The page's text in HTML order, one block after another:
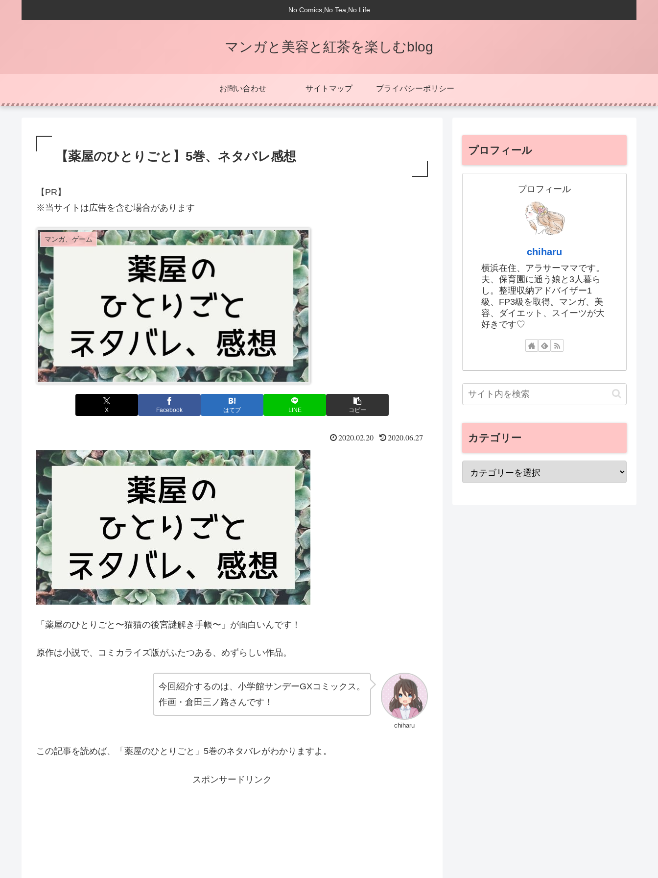
No Comics,No Tea,No Life
マンガと美容と紅茶を楽しむblog
お問い合わせ サイトマップ プライバシーポリシー
【薬屋のひとりごと】5巻、ネタバレ感想
【PR】
※当サイトは広告を含む場合があります
マンガ、ゲーム
X Facebook はてブ LINE コピー
2020.02.20 2020.06.27
「薬屋のひとりごと〜猫猫の後宮謎解き手帳〜」が面白いんです！
原作は小説で、コミカライズ版がふたつある、めずらしい作品。
chiharu
今回紹介するのは、小学館サンデーGXコミックス。
作画・倉田三ノ路さんです！
この記事を読めば、「薬屋のひとりごと」5巻のネタバレがわかりますよ。
スポンサードリンク
プロフィール
プロフィール
chiharu
横浜在住、アラサーママです。
夫、保育園に通う娘と3人暮ら
し。整理収納アドバイザー1
級、FP3級を取得。マンガ、美
容、ダイエット、スイーツが大
好きです♡
カテゴリー